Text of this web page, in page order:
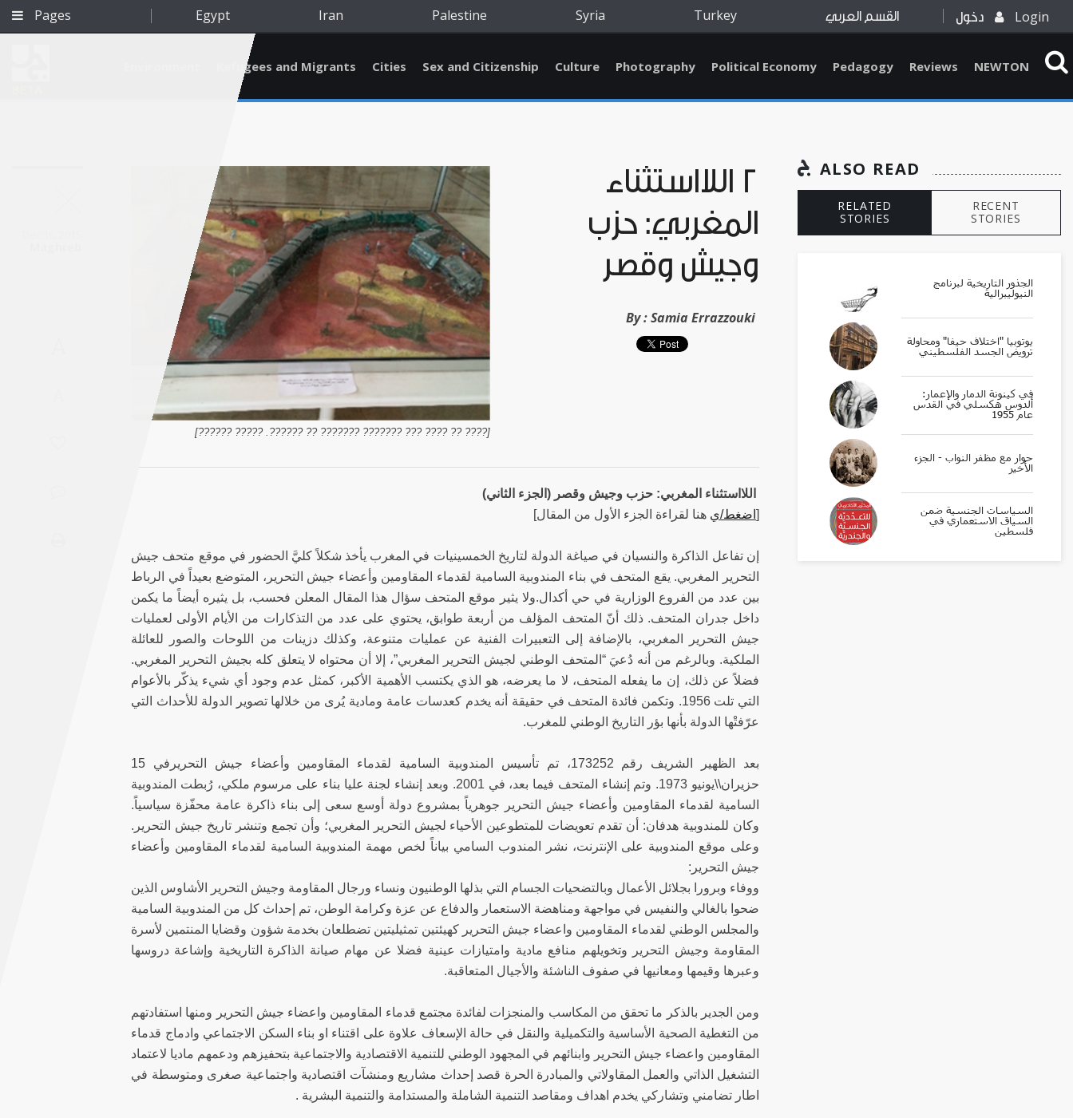
Pages Egypt Iran Palestine Syria Turkey القسم العربي دخول Login
Refugees and Migrants Cities Sex and Citizenship Culture Photography Political Economy Pedagogy Reviews NEWTON
[???? ?? ???? ??? ??????? ??????? ?? ??????. ????? ??????]
2 اللااستثناء
المغربي: حزب
وجيش وقصر
By :Samia Errazzouki
اللااستثناء المغربي: حزب وجيش وقصر (الجزء الثاني)
[ اضغط/ي هنا لقراءة الجزء الأول من المقال]
إن تفاعل الذاكرة والنسيان في صياغة الدولة لتاريخ الخمسينيات في المغرب يأخذ شكلاً كليَّ الحضور في موقع متحف جيش
التحرير المغربي. يقع المتحف في بناء المندوبية السامية لقدماء المقاومين وأعضاء جيش التحرير، المتوضع بعيداً في الرباط
بين عدد من الفروع الوزارية في حي أكدال.ولا يثير موقع المتحف سؤال هذا المقال المعلن فحسب، بل يثيره أيضاً ما يكمن
داخل جدران المتحف. ذلك أنّ المتحف المؤلف من أربعة طوابق، يحتوي على عدد من التذكارات من الأيام الأولى لعمليات
جيش التحرير المغربي، بالإضافة إلى التعبيرات الفنية عن عمليات متنوعة، وكذلك دزينات من اللوحات والصور للعائلة
الملكية. وبالرغم من أنه دُعيَ “المتحف الوطني لجيش التحرير المغربي”، إلا أن محتواه لا يتعلق كله بجيش التحرير المغربي.
فضلاً عن ذلك، إن ما يفعله المتحف، لا ما يعرضه، هو الذي يكتسب الأهمية الأكبر، كمثل عدم وجود أي شيء يذكّر بالأعوام
التي تلت 1956. وتكمن فائدة المتحف في حقيقة أنه يخدم كعدسات عامة ومادية يُرى من خلالها تصوير الدولة للأحداث التي
عرّفتْها الدولة بأنها بؤر التاريخ الوطني للمغرب.
بعد الظهير الشريف رقم 173252، تم تأسيس المندوبية السامية لقدماء المقاومين وأعضاء جيش التحريرفي 15
حزيران\\يونيو 1973. وتم إنشاء المتحف فيما بعد، في 2001. وبعد إنشاء لجنة عليا بناء على مرسوم ملكي، رُبطت المندوبية
السامية لقدماء المقاومين وأعضاء جيش التحرير جوهرياً بمشروع دولة أوسع سعى إلى بناء ذاكرة عامة محفّزة سياسياً.
وكان للمندوبية هدفان: أن تقدم تعويضات للمتطوعين الأحياء لجيش التحرير المغربي؛ وأن تجمع وتنشر تاريخ جيش التحرير.
وعلى موقع المندوبية على الإنترنت، نشر المندوب السامي بياناً لخص مهمة المندوبية السامية لقدماء المقاومين وأعضاء
جيش التحرير:
ووفاء وبرورا بجلائل الأعمال وبالتضحيات الجسام التي بذلها الوطنيون ونساء ورجال المقاومة وجيش التحرير الأشاوس الذين
ضحوا بالغالي والنفيس في مواجهة ومناهضة الاستعمار والدفاع عن عزة وكرامة الوطن، تم إحداث كل من المندوبية السامية
والمجلس الوطني لقدماء المقاومين واعضاء جيش التحرير كهيئتين تمثيليتين تضطلعان بخدمة شؤون وقضايا المنتمين لأسرة
المقاومة وجيش التحرير وتخويلهم منافع مادية وامتيازات عينية فضلا عن مهام صيانة الذاكرة التاريخية وإشاعة دروسها
وعبرها وقيمها ومعانيها في صفوف الناشئة والأجيال المتعاقبة.
ومن الجدير بالذكر ما تحقق من المكاسب والمنجزات لفائدة مجتمع قدماء المقاومين واعضاء جيش التحرير ومنها استفادتهم
من التغطية الصحية الأساسية والتكميلية والنقل في حالة الإسعاف علاوة على اقتناء او بناء السكن الاجتماعي وادماج قدماء
المقاومين واعضاء جيش التحرير وابنائهم في المجهود الوطني للتنمية الاقتصادية والاجتماعية بتحفيزهم ودعمهم ماديا لاعتماد
التشغيل الذاتي والعمل المقاولاتي والمبادرة الحرة قصد إحداث مشاريع ومنشآت اقتصادية واجتماعية صغرى ومتوسطة في
اطار تضامني وتشاركي يخدم اهداف ومقاصد التنمية الشاملة والمستدامة والتنمية البشرية .
ALSO READ
RELATED
STORIES
RECENT
STORIES
الجذور التاريخية لبرنامج
النيوليبرالية
يوتوبيا "اختلاف حيفا" ومحاولة
ترويض الجسد الفلسطيني
في كينونة الدمار والإعمار:
ألدوس هكسلي في القدس
عام 1955
حوار مع مظفر النواب - الجزء
الأخير
السياسات الجنسية ضمن
السياق الاستعماري في
فلسطين